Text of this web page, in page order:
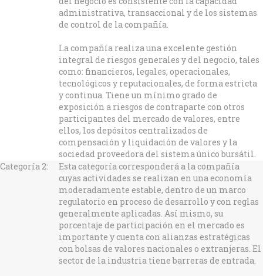
administrativa, transaccional y de los sistemas
de control de la compañía.
La compañía realiza una excelente gestión
integral de riesgos generales y del negocio, tales
como: financieros, legales, operacionales,
tecnológicos y reputacionales, de forma estricta
y continua. Tiene un mínimo grado de
exposición a riesgos de contraparte con otros
participantes del mercado de valores, entre
ellos, los depósitos centralizados de
compensación y liquidación de valores y la
sociedad proveedora del sistema único bursátil.
Categoría 2:
Esta categoría corresponderá a la compañía
cuyas actividades se realizan en una economía
moderadamente estable, dentro de un marco
regulatorio en proceso de desarrollo y con reglas
generalmente aplicadas. Así mismo, su
porcentaje de participación en el mercado es
importante y cuenta con alianzas estratégicas
con bolsas de valores nacionales o extranjeras. El
sector de la industria tiene barreras de entrada.